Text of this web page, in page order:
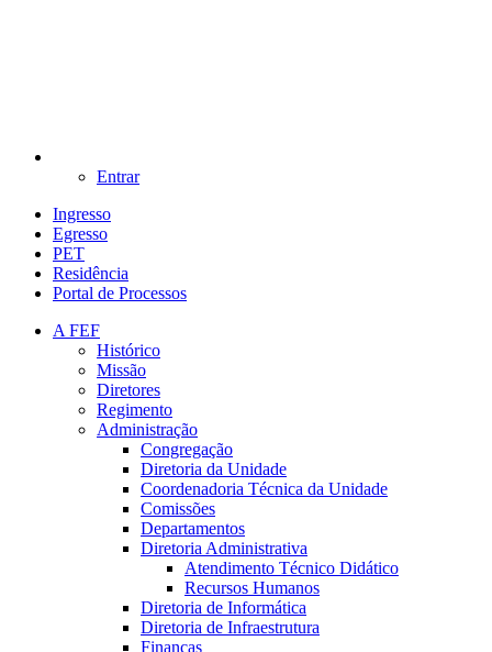
Entrar
Ingresso
Egresso
PET
Residência
Portal de Processos
A FEF
Histórico
Missão
Diretores
Regimento
Administração
Congregação
Diretoria da Unidade
Coordenadoria Técnica da Unidade
Comissões
Departamentos
Diretoria Administrativa
Atendimento Técnico Didático
Recursos Humanos
Diretoria de Informática
Diretoria de Infraestrutura
Finanças